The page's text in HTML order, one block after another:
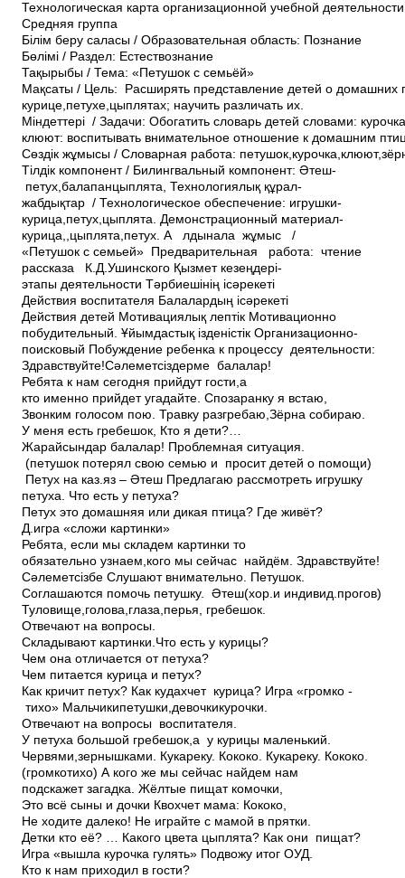
Технологическая карта организационной учебной деятельности
Средняя группа
Білім беру саласы / Образовательная область: Познание
Бөлімі / Раздел: Естествознание
Тақырыбы / Тема: «Петушок с семьёй»
Мақсаты / Цель: Расширять представление детей о домашних
курице,петухе,цыплятах; научить различать их.
Міндеттері / Задачи: Обогатить словарь детей словами:
клюют: воспитывать внимательное отношение к домашним
Сөздік жұмысы / Словарная работа:
Тілдік компонент / Билингвальный компонент: Әтеш­
петух,балапан­цыплята, Технологиялық құрал­
жабдықтар / Технологическое обеспечение: игрушки­
курица,петух,цыплята. Демонстрационный материал­
курица,,цыплята,петух. А лдын­ала жұмыс /
«Петушок с семьей» Предварительная работа: чтение
рассказа К.Д.Ушинского Қызмет кезеңдері­
этапы деятельности Тәрбиешінің іс­әрекеті
Действия воспитателя Балалардың іс­әрекеті
Действия детей Мотивациялық­ лептік Мотивационно
побудительный. Ұйымдастық­ ізденістік Организационно­
поисковый Побуждение ребенка к процессу деятельности:
Здравствуйте!Сәлеметсіздерме балалар!
Ребята к нам сегодня прийдут гости,а
кто именно прийдет угадайте. Спозаранку я встаю,
Звонким голосом пою. Травку разгребаю,Зёрна собираю.
У меня есть гребешок, Кто я дети?…
Жарайсындар балалар! Проблемная ситуация.
(петушок потерял свою семью и просит детей о помощи)
Петух на каз.яз – Әтеш Предлагаю рассмотреть игрушку
петуха. Что есть у петуха?
Петух это домашняя или дикая птица? Где живёт?
Д.игра «сложи картинки»
Ребята, если мы складем картинки то
обязательно узнаем,кого мы сейчас найдём. Здравствуйте!
Сәлеметсізбе Слушают внимательно. Петушок.
Соглашаются помочь петушку. Әтеш(хор.и индивид.прогов)
Туловище,голова,глаза,перья, гребешок.
Отвечают на вопросы.
Складывают картинки.Что есть у курицы?
Чем она отличается от петуха?
Чем питается курица и петух?
Как кричит петух? Как кудахчет курица? Игра «громко ­
тихо» Мальчики­петушки,девочки­курочки.
Отвечают на вопросы воспитателя.
У петуха большой гребешок,а у курицы маленький.
Червями,зернышками. Ку­ка­ре­ку. Ко­ко­ко. Ку­ка­ре­ку. Ко­ко­ко.
(громко­тихо) А кого же мы сейчас найдем нам
подскажет загадка. Жёлтые пищат комочки,
Это всё сыны и дочки Квохчет мама: Ко­ко­ко,
Не ходите далеко! Не играйте с мамой в прятки.
Детки кто её? … Какого цвета цыплята? Как они пищат?
Игра «вышла курочка гулять» Подвожу итог ОУД.
Кто к нам приходил в гости?